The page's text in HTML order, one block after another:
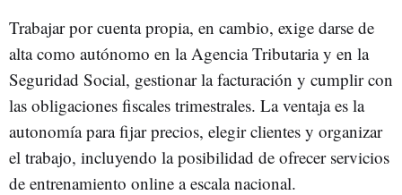
Trabajar por cuenta propia, en cambio, exige darse de
alta como autónomo en la Agencia Tributaria y en la
Seguridad Social, gestionar la facturación y cumplir con
las obligaciones fiscales trimestrales. La ventaja es la
autonomía para fijar precios, elegir clientes y organizar
el trabajo, incluyendo la posibilidad de ofrecer servicios
de entrenamiento online a escala nacional.